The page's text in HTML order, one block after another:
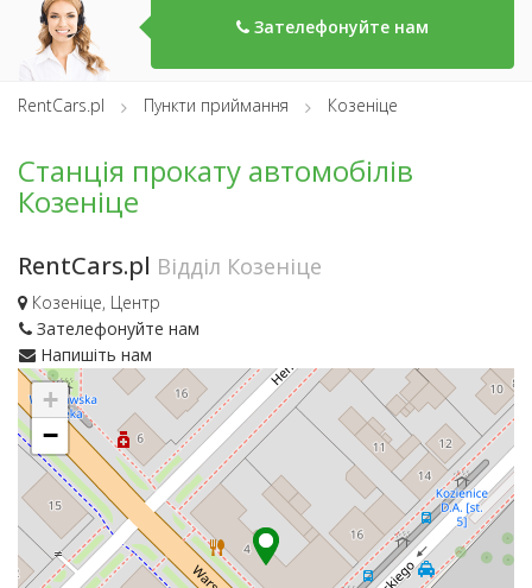
Зателефонуйте нам
RentCars.pl Пункти приймання Козеніце
Станція прокату автомобілів
Козеніце
RentCars.pl Відділ Козеніце
Козеніце, Центр
Зателефонуйте нам
Напишіть нам
+
−